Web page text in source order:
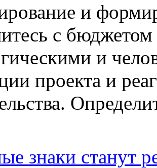
и
с
и
проекта и
знаки станут